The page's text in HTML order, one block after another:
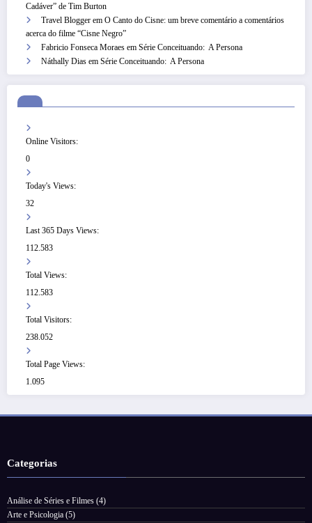
Cadáver” de Tim Burton
Travel Blogger em O Canto do Cisne: um breve comentário a comentários
acerca do filme “Cisne Negro”
Fabricio Fonseca Moraes em Série Conceituando: A Persona
Náthally Dias em Série Conceituando: A Persona
Online Visitors:
0
Today's Views:
32
Last 365 Days Views:
112.583
Total Views:
112.583
Total Visitors:
238.052
Total Page Views:
1.095
Categorias
Análise de Séries e Filmes (4)
Arte e Psicologia (5)